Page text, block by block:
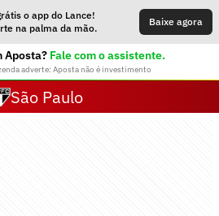
o app do Lance!
na palma da mão.
Baixe agora
Aposta? Fale com o assistente.
adverte: Aposta não é investimento
São Paulo